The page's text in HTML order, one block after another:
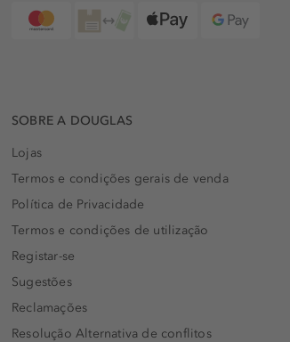
SOBRE A DOUGLAS
Lojas
Termos e condições gerais de venda
Política de Privacidade
Termos e condições de utilização
Registar-se
Sugestões
Reclamações
Resolução Alternativa de conflitos